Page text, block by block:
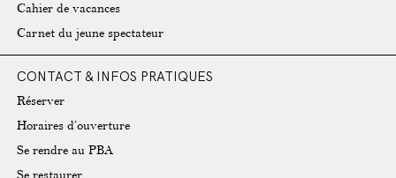
Cahier de vacances
Carnet du jeune spectateur
CONTACT & INFOS PRATIQUES
Réserver
Horaires d’ouverture
Se rendre au PBA
Se restaurer